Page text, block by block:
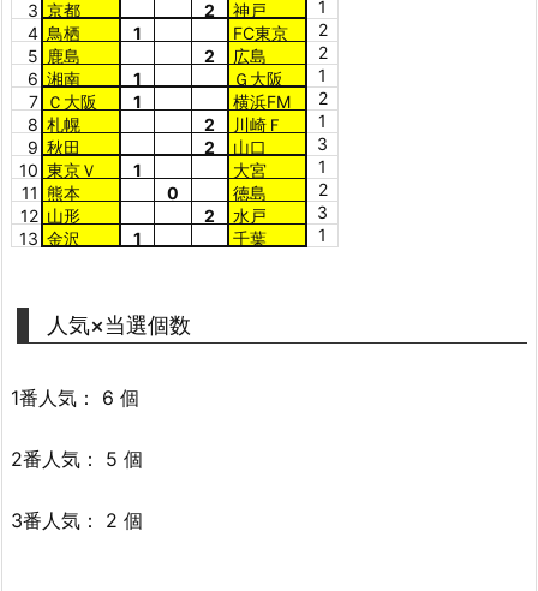
3 京都 2 神戸
1
4 鳥栖 1 FC東京
2
5 鹿島 2 広島
2
6 湘南 1 Ｇ大阪
1
7 Ｃ大阪 1 横浜FM
2
8 札幌 2 川崎Ｆ
1
9 秋田 2 山口
3
10 東京Ｖ 1 大宮
1
11 熊本 0 徳島
2
12 山形 2 水戸
3
13 金沢 1 千葉 1
人気×当選個数
1番人気： 6 個
2番人気： 5 個
3番人気： 2 個